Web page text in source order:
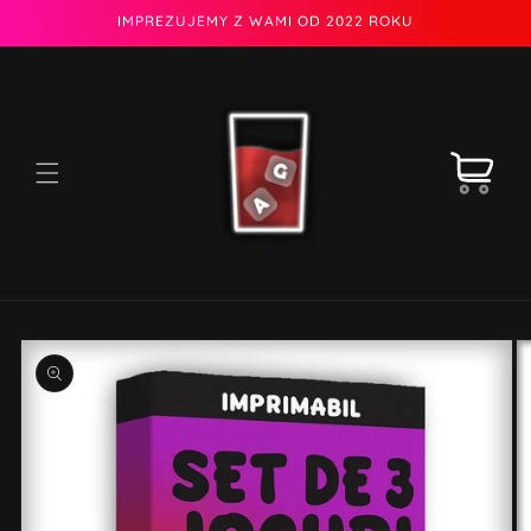
treści
IMPREZUJEMY Z WAMI OD 2022 ROKU
Koszyk
przejść
do
informacji
produkcie